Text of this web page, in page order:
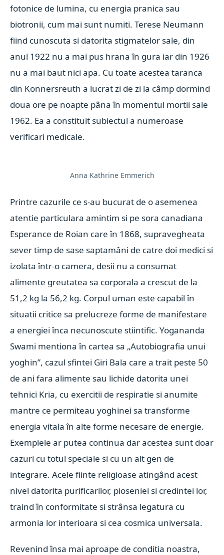
fotonice de lumina, cu energia pranica sau
biotronii, cum mai sunt numiti. Terese Neumann
fiind cunoscuta si datorita stigmatelor sale, din
anul 1922 nu a mai pus hrana în gura iar din 1926
nu a mai baut nici apa. Cu toate acestea taranca
din Konnersreuth a lucrat zi de zi la câmp dormind
doua ore pe noapte pâna în momentul mortii sale
1962. Ea a constituit subiectul a numeroase
verificari medicale.
Anna Kathrine Emmerich
Printre cazurile ce s-au bucurat de o asemenea
atentie particulara amintim si pe sora canadiana
Esperance de Roian care în 1868, supravegheata
sever timp de sase saptamâni de catre doi medici si
izolata într-o camera, desii nu a consumat
alimente greutatea sa corporala a crescut de la
51,2 kg la 56,2 kg. Corpul uman este capabil în
situatii critice sa prelucreze forme de manifestare
a energiei înca necunoscute stiintific. Yogananda
Swami mentiona în cartea sa „Autobiografia unui
yoghin”, cazul sfintei Giri Bala care a trait peste 50
de ani fara alimente sau lichide datorita unei
tehnici Kria, cu exercitii de respiratie si anumite
mantre ce permiteau yoghinei sa transforme
energia vitala în alte forme necesare de energie.
Exemplele ar putea continua dar acestea sunt doar
cazuri cu totul speciale si cu un alt gen de
integrare. Acele fiinte religioase atingând acest
nivel datorita purificarilor, pioseniei si credintei lor,
traind în conformitate si strânsa legatura cu
armonia lor interioara si cea cosmica universala.
Revenind însa mai aproape de conditia noastra,